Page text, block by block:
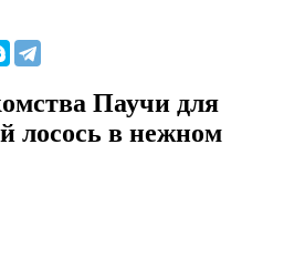
Паучи для
лосось в нежном